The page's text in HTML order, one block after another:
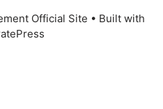
Official Site • Built with